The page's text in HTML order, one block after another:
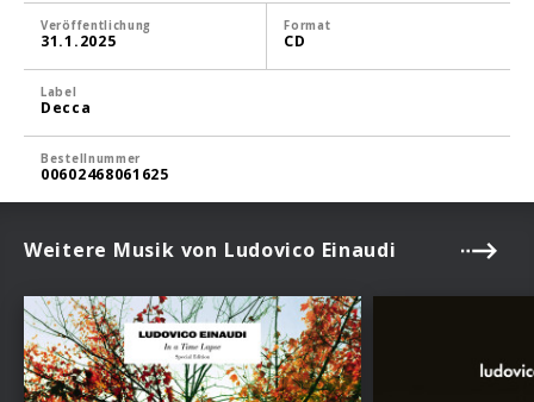
Veröffentlichung
31.1.2025
Format
CD
Label
Decca
Bestellnummer
00602468061625
Weitere Musik von Ludovico Einaudi